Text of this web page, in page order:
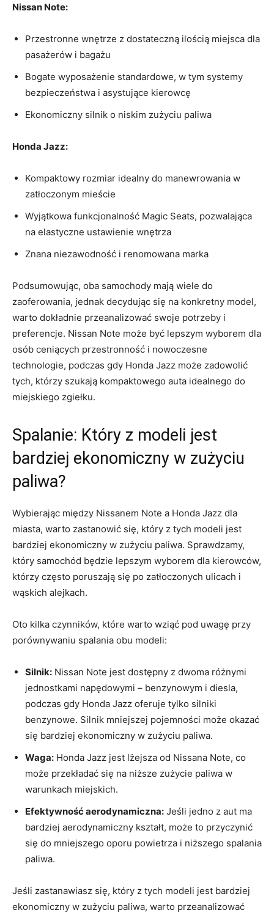
Nissan Note:
Przestronne‌ wnętrze z ‌dostateczną ilością ⁢miejsca dla
pasażerów i bagażu
Bogate wyposażenie standardowe, ⁢w tym ⁣systemy
bezpieczeństwa i asystujące kierowcę
Ekonomiczny⁤ silnik o niskim zużyciu paliwa
Honda ⁢Jazz:
Kompaktowy​ rozmiar idealny do manewrowania⁢ w
zatłoczonym mieście
Wyjątkowa ⁣funkcjonalność Magic ⁣Seats, pozwalająca
na elastyczne ustawienie wnętrza
Znana niezawodność⁢ i​ renomowana marka
Podsumowując,‌ oba samochody mają wiele do
⁢zaoferowania, ‍jednak decydując się na ⁤konkretny⁢ model,
warto ⁢dokładnie przeanalizować ⁢swoje potrzeby ⁤i
⁣preferencje. Nissan Note​ może ⁤być lepszym wyborem dla
osób ceniących przestronność ⁤i nowoczesne‌
technologie, podczas gdy⁢ Honda Jazz może ‍zadowolić
‌tych, ⁢którzy szukają ​kompaktowego ⁢auta⁣ idealnego do
miejskiego zgiełku.
Spalanie: Który z modeli jest
bardziej ekonomiczny w ⁣zużyciu
paliwa?
Wybierając między⁢ Nissanem Note a​ Honda ‌Jazz dla‌
miasta, warto​ zastanowić ‍się, który z tych modeli ​jest
bardziej ekonomiczny w zużyciu paliwa. ​Sprawdzamy,
który samochód‍ będzie lepszym⁤ wyborem dla kierowców,
którzy ​często poruszają‌ się po zatłoczonych ulicach ‌i⁤
wąskich alejkach.
Oto kilka ​czynników, które warto ‍wziąć pod uwagę przy
porównywaniu ⁣spalania obu modeli:
Silnik: Nissan ⁣Note jest⁢ dostępny z dwoma różnymi
jednostkami ​napędowymi – benzynowym i⁤ diesla,
podczas gdy ​Honda Jazz ​oferuje ⁢tylko silniki
benzynowe. Silnik‌ mniejszej pojemności może okazać
‍się bardziej ekonomiczny w zużyciu paliwa.
Waga: ‍Honda ⁤Jazz ​jest lżejsza od Nissana Note, co
może ​przekładać się na niższe zużycie ⁣paliwa w
⁣warunkach‍ miejskich.
Efektywność ​aerodynamiczna: Jeśli jedno‍ z aut⁣ ma
bardziej ⁤aerodynamiczny ​kształt, może ⁣to przyczynić
się do mniejszego oporu powietrza i niższego spalania
paliwa.
Jeśli​ zastanawiasz ⁤się, który z‍ tych modeli jest bardziej
ekonomiczny w zużyciu paliwa, warto‍ przeanalizować ​